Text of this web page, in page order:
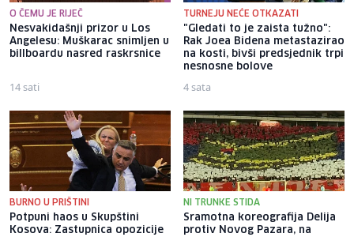
O ČEMU JE RIJEČ
Nesvakidašnji prizor u Los
Angelesu: Muškarac snimljen u
billboardu nasred raskrsnice
14 sati
TURNEJU NEĆE OTKAZATI
"Gledati to je zaista tužno":
Rak Joea Bidena metastazirao
na kosti, bivši predsjednik trpi
nesnosne bolove
4 sata
BURNO U PRIŠTINI
Potpuni haos u Skupštini
Kosova: Zastupnica opozicije
NI TRUNKE STIDA
Sramotna koreografija Delija
protiv Novog Pazara, na